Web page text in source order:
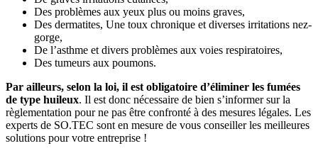
Des problèmes aux yeux plus ou moins graves,
Des dermatites, Une toux chronique et diverses irritations nez-
gorge,
De l’asthme et divers problèmes aux voies respiratoires,
Des tumeurs aux poumons.
Par ailleurs, selon la loi, il est obligatoire d’éliminer les fumées
de type huileux. Il est donc nécessaire de bien s’informer sur la
règlementation pour ne pas être confronté à des mesures légales. Les
experts de SO.TEC sont en mesure de vous conseiller les meilleures
solutions pour votre entreprise !